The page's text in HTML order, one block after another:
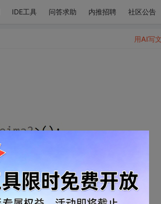
IDE工具 问答求助 内推招聘 社区公告
用AI写